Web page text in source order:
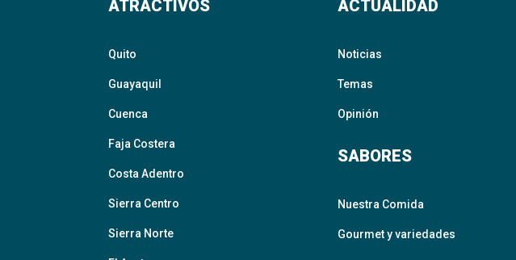
ATRACTIVOS
Quito
Guayaquil
Cuenca
Faja Costera
Costa Adentro
Sierra Centro
Sierra Norte
ACTUALIDAD
Noticias
Temas
Opinión
SABORES
Nuestra Comida
Gourmet y variedades